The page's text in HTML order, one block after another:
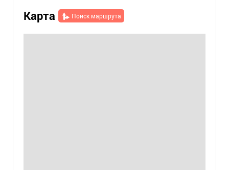
Карта Поиск маршрута